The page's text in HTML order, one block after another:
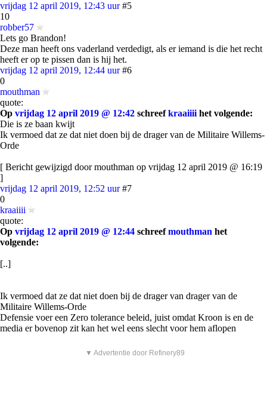
vrijdag 12 april 2019, 12:43 uur #5
10
robber57
Lets go Brandon!
Deze man heeft ons vaderland verdedigt, als er iemand is die het recht
heeft er op te pissen dan is hij het.
vrijdag 12 april 2019, 12:44 uur #6
0
mouthman
quote:
Op vrijdag 12 april 2019 @ 12:42 schreefkraaiiii het volgende:
Die is ze baan kwijt
Ik vermoed dat ze dat niet doen bij de drager van de Militaire Willems-
Orde
[ Bericht gewijzigd door mouthman op vrijdag 12 april 2019 @ 16:19
]
vrijdag 12 april 2019, 12:52 uur #7
0
kraaiiii
quote:
Op vrijdag 12 april 2019 @ 12:44 schreefmouthman het
volgende:
[..]
Ik vermoed dat ze dat niet doen bij de drager van drager van de
Militaire Willems-Orde
Defensie voer een Zero tolerance beleid, juist omdat Kroon is en de
media er bovenop zit kan het wel eens slecht voor hem aflopen
▼ Advertentie door Refinery89